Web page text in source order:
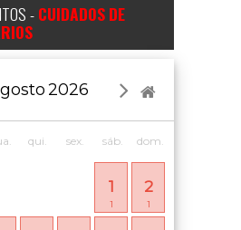
-CUIDADOS DE
2026
qui. sex. sáb. dom.
1
1
2
1